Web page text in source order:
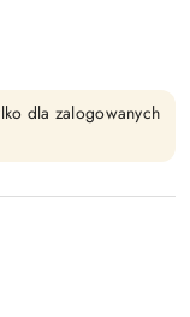
dla zalogowanych